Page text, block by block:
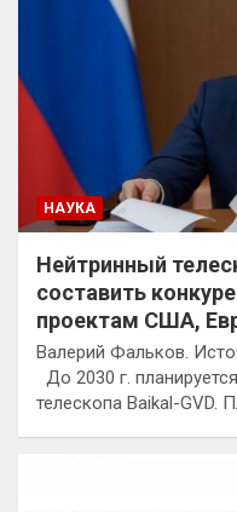
НАУКА
Нейтринный
составить
проектам США,
Валерий Фальков.
До 2030 г.
телескопа Baikal-GVD.